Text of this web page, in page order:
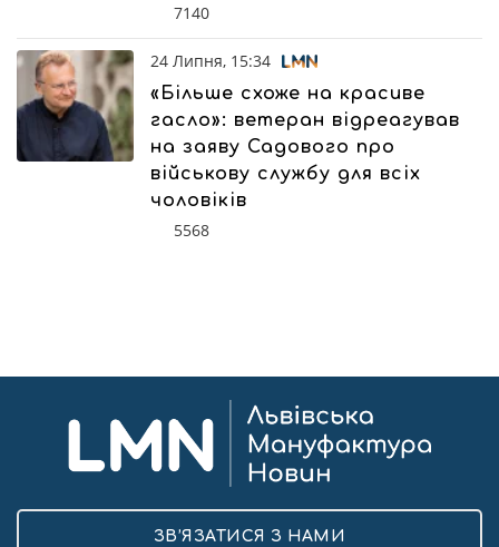
7140
24 Липня, 15:34
«Більше схоже на красиве
гасло»: ветеран відреагував
на заяву Садового про
військову службу для всіх
чоловіків
5568
ЗВ’ЯЗАТИСЯ З НАМИ